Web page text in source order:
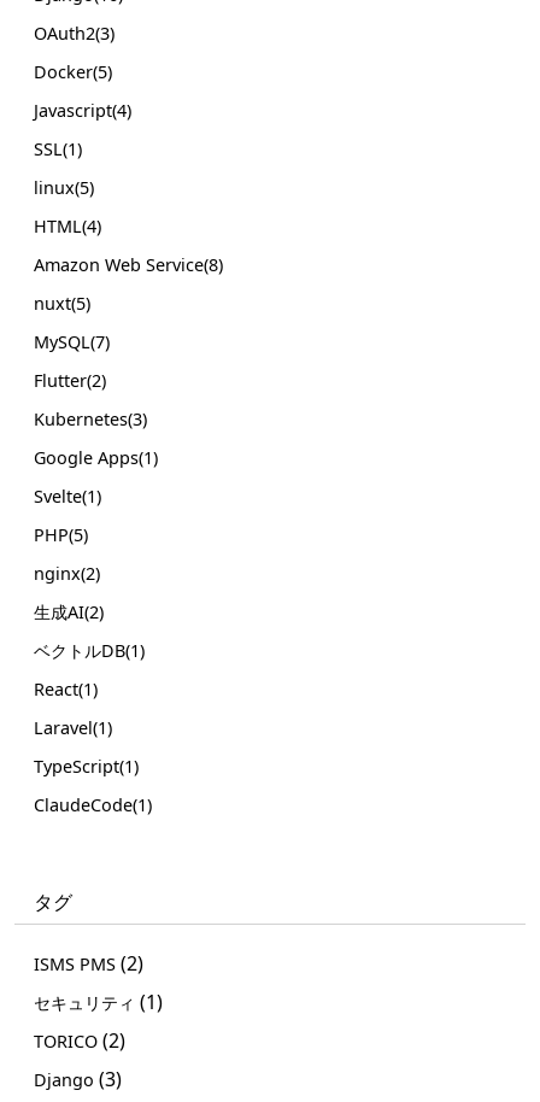
OAuth2(3)
Docker(5)
Javascript(4)
SSL(1)
linux(5)
HTML(4)
Amazon Web Service(8)
nuxt(5)
MySQL(7)
Flutter(2)
Kubernetes(3)
Google Apps(1)
Svelte(1)
PHP(5)
nginx(2)
生成AI(2)
ベクトルDB(1)
React(1)
Laravel(1)
TypeScript(1)
ClaudeCode(1)
タグ
ISMS PMS (2)
セキュリティ (1)
TORICO (2)
Django (3)